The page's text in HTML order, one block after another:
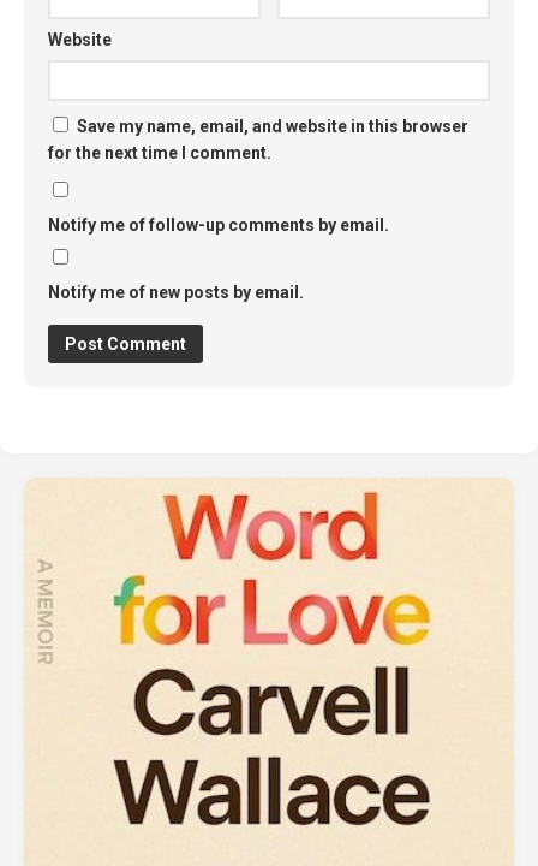
Website
Save my name, email, and website in this browser
for the next time I comment.
Notify me of follow-up comments by email.
Notify me of new posts by email.